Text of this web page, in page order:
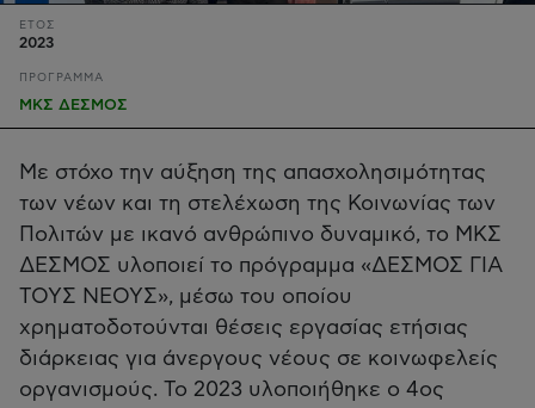
ΕΤΟΣ
2023
ΠΡΟΓΡΑΜΜΑ
ΜΚΣ ΔΕΣΜΟΣ
Με στόχο την αύξηση της απασχολησιμότητας
των νέων και τη στελέχωση της Κοινωνίας των
Πολιτών με ικανό ανθρώπινο δυναμικό, το ΜΚΣ
ΔΕΣΜΟΣ υλοποιεί το πρόγραμμα «ΔΕΣΜΟΣ ΓΙΑ
ΤΟΥΣ ΝΕΟΥΣ», μέσω του οποίου
χρηματοδοτούνται θέσεις εργασίας ετήσιας
διάρκειας για άνεργους νέους σε κοινωφελείς
οργανισμούς. Το 2023 υλοποιήθηκε ο 4ος